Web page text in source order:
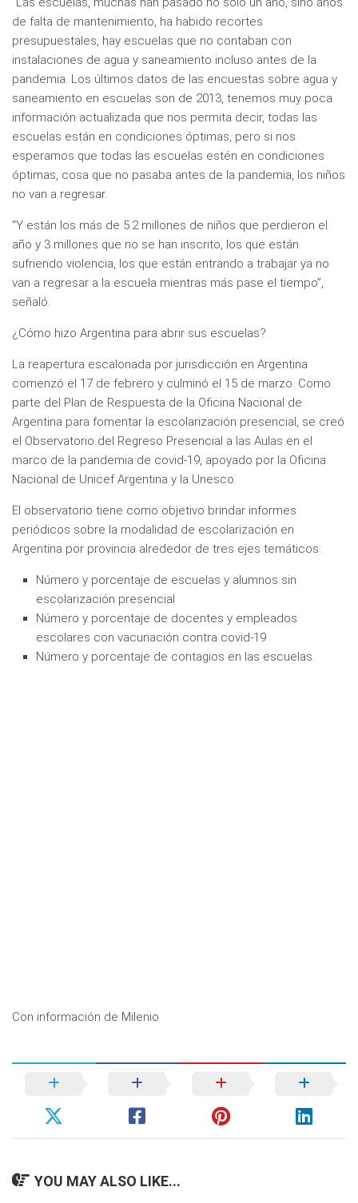
de falta de mantenimiento, ha habido recortes
presupuestales, hay escuelas que no contaban con
instalaciones de agua y saneamiento incluso antes de la
pandemia. Los últimos datos de las encuestas sobre agua y
saneamiento en escuelas son de 2013, tenemos muy poca
información actualizada que nos permita decir, todas las
escuelas están en condiciones óptimas, pero si nos
esperamos que todas las escuelas estén en condiciones
óptimas, cosa que no pasaba antes de la pandemia, los niños
no van a regresar.
“Y están los más de 5.2 millones de niños que perdieron el
año y 3 millones que no se han inscrito, los que están
sufriendo violencia, los que están entrando a trabajar ya no
van a regresar a la escuela mientras más pase el tiempo”,
señaló.
¿Cómo hizo Argentina para abrir sus escuelas?
La reapertura escalonada por jurisdicción en Argentina
comenzó el 17 de febrero y culminó el 15 de marzo. Como
parte del Plan de Respuesta de la Oficina Nacional de
Argentina para fomentar la escolarización presencial, se creó
el Observatorio del Regreso Presencial a las Aulas en el
marco de la pandemia de covid-19, apoyado por la Oficina
Nacional de Unicef Argentina y la Unesco.
El observatorio tiene como objetivo brindar informes
periódicos sobre la modalidad de escolarización en
Argentina por provincia alrededor de tres ejes temáticos:
Número y porcentaje de escuelas y alumnos sin
escolarización presencial
Número y porcentaje de docentes y empleados
escolares con vacunación contra covid-19
Número y porcentaje de contagios en las escuelas.
Con información de Milenio
YOU MAY ALSO LIKE...